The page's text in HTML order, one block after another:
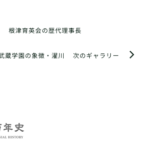
根津育英会の歴代理事長
次のギャラリー
蔵学園の象徴・濯川